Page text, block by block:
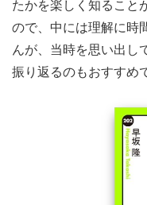
たかを楽しく知ること
ので、中には理解に時
んが、当時を思い出し
振り返るのもおすすめ